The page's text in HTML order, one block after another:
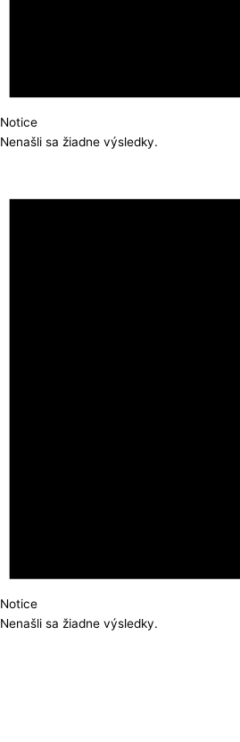
Notice
Nenašli sa žiadne výsledky.
Notice
Nenašli sa žiadne výsledky.